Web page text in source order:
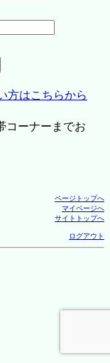
方はこちらから
コーナーまでお
ページトップへ
マイページへ
サイトトップへ
ログアウト